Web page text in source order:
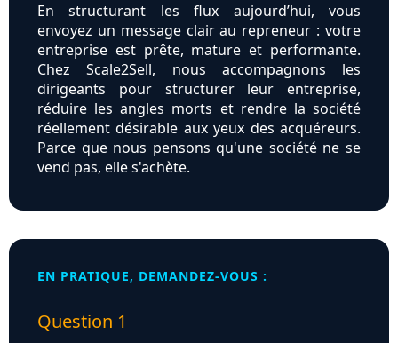
En structurant les flux aujourd’hui, vous
envoyez un message clair au repreneur : votre
entreprise est prête, mature et performante.
Chez Scale2Sell, nous accompagnons les
dirigeants pour structurer leur entreprise,
réduire les angles morts et rendre la société
réellement désirable aux yeux des acquéreurs.
Parce que nous pensons qu'une société ne se
vend pas, elle s'achète.
EN PRATIQUE, DEMANDEZ-VOUS :
Question 1